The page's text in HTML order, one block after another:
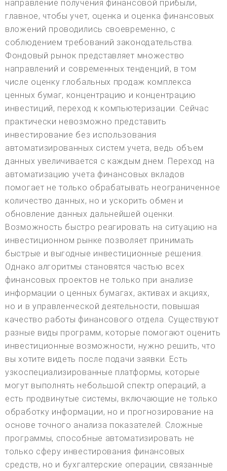
направление получения финансовой прибыли,
главное, чтобы учет, оценка и оценка финансовых
вложений проводились своевременно, с
соблюдением требований законодательства.
Фондовый рынок представляет множество
направлений и современных тенденций, в том
числе оценку глобальных продаж комплекса
ценных бумаг, концентрацию и концентрацию
инвестиций, переход к компьютеризации. Сейчас
практически невозможно представить
инвестирование без использования
автоматизированных систем учета, ведь объем
данных увеличивается с каждым днем. Переход на
автоматизацию учета финансовых вкладов
помогает не только обрабатывать неограниченное
количество данных, но и ускорить обмен и
обновление данных дальнейшей оценки.
Возможность быстро реагировать на ситуацию на
инвестиционном рынке позволяет принимать
быстрые и выгодные инвестиционные решения.
Однако алгоритмы становятся частью всех
финансовых проектов не только при анализе
информации о ценных бумагах, активах и акциях,
но и в управленческой деятельности, повышая
качество работы финансового отдела. Существуют
разные виды программ, которые помогают оценить
инвестиционные возможности, нужно решить, что
вы хотите видеть после подачи заявки. Есть
узкоспециализированные платформы, которые
могут выполнять небольшой спектр операций, а
есть продвинутые системы, включающие не только
обработку информации, но и прогнозирование на
основе точного анализа показателей. Сложные
программы, способные автоматизировать не
только сферу инвестирования финансовых
средств, но и бухгалтерские операции, связанные